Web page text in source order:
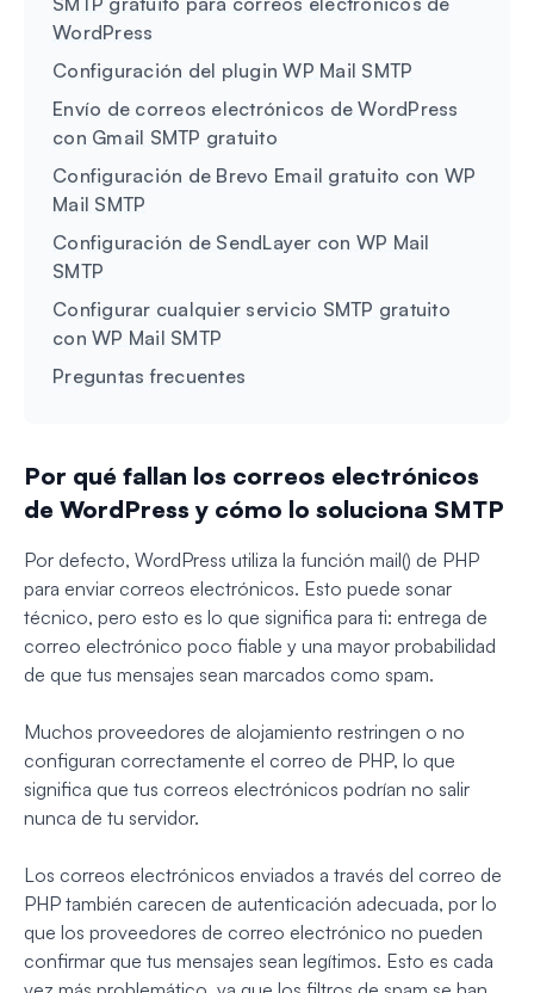
WordPress
Configuración del plugin WP Mail SMTP
Envío de correos electrónicos de WordPress
con Gmail SMTP gratuito
Configuración de Brevo Email gratuito con WP
Mail SMTP
Configuración de SendLayer con WP Mail
SMTP
Configurar cualquier servicio SMTP gratuito
con WP Mail SMTP
Preguntas frecuentes
Por qué fallan los correos electrónicos
de WordPress y cómo lo soluciona SMTP
Por defecto, WordPress utiliza la función mail() de PHP
para enviar correos electrónicos. Esto puede sonar
técnico, pero esto es lo que significa para ti: entrega de
correo electrónico poco fiable y una mayor probabilidad
de que tus mensajes sean marcados como spam.
Muchos proveedores de alojamiento restringen o no
configuran correctamente el correo de PHP, lo que
significa que tus correos electrónicos podrían no salir
nunca de tu servidor.
Los correos electrónicos enviados a través del correo de
PHP también carecen de autenticación adecuada, por lo
que los proveedores de correo electrónico no pueden
confirmar que tus mensajes sean legítimos. Esto es cada